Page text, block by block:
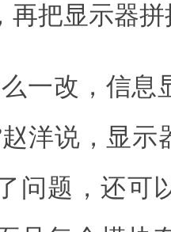
再把显示器
一改，信息
洋说，显
问题，还可